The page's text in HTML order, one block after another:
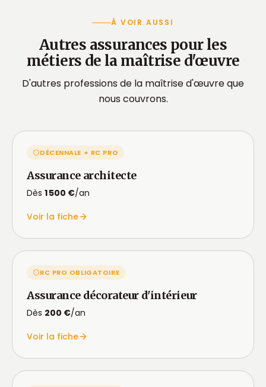
À VOIR AUSSI
Autres assurances pour les
métiers de la maîtrise d'œuvre
D'autres professions de la maîtrise d'œuvre que
nous couvrons.
DÉCENNALE + RC PRO
Assurance architecte
Dès 1 500 €/an
Voir la fiche
RC PRO OBLIGATOIRE
Assurance décorateur d'intérieur
Dès 200 €/an
Voir la fiche